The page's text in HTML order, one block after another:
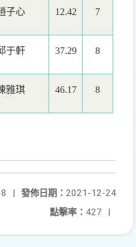
子心 12.42 7
于軒 37.29 8
雅琪 46.17 8
發佈日期： 2021-12-24
|
點擊率： 427 |